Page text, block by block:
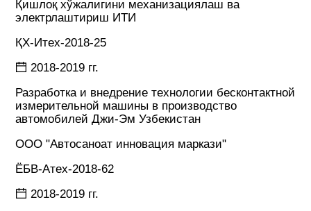
Қишлоқ хўжалигини механизациялаш ва
электрлаштириш ИТИ
ҚХ-Итех-2018-25
2018-2019 гг.
Разработка и внедрение технологии бесконтактной
измерительной машины в производство
автомобилей Джи-Эм Узбекистан
ООО "Автосаноат инновация маркази"
ЁБВ-Атех-2018-62
2018-2019 гг.